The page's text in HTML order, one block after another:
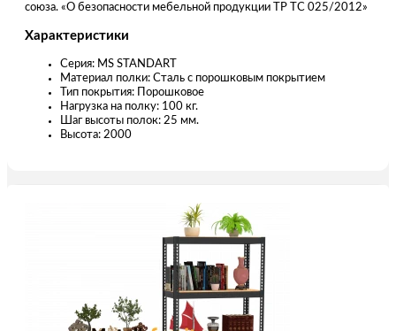
союза. «О безопасности мебельной продукции ТР ТС 025/2012»
Характеристики
Серия: MS STANDART
Материал полки: Сталь с порошковым покрытием
Тип покрытия: Порошковое
Нагрузка на полку: 100 кг.
Шаг высоты полок: 25 мм.
Высота: 2000